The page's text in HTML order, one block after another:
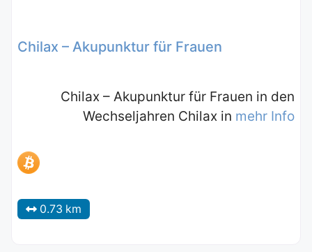
Chilax – Akupunktur für Frauen
Chilax – Akupunktur für Frauen in den
Wechseljahren Chilax in mehr Info
0.73 km